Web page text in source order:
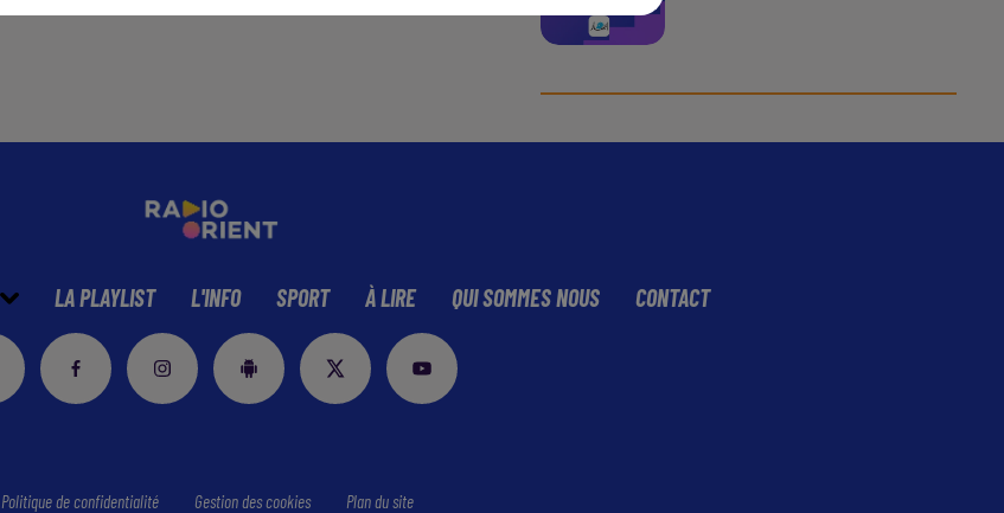
LA PLAYLIST L'INFO SPORT À LIRE QUI SOMMES NOUS CONTACT
Politique de confidentialité Gestion des cookies Plan du site